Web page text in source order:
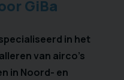
GiBa
in het
van airco’s
in Noord- en